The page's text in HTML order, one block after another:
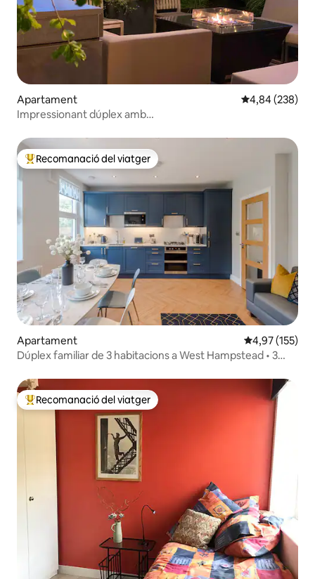
Apartament 4,84 de
4,84 (238)
Impressionant dúplex amb
Principals recomanacions dels viatgers
Recomanació del viatger
Apartament 4,97 de
4,97 (155)
Dúplex familiar de 3 habitacions a West Hampstead • 3
Principals recomanacions dels viatgers
Recomanació del viatger